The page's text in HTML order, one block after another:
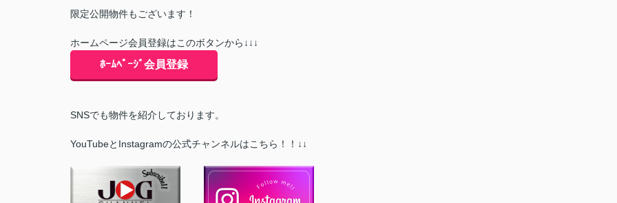
限定公開物件もございます！
ホームページ会員登録はこのボタンから↓↓↓
ﾎｰﾑﾍﾟｰｼﾞ会員登録
SNSでも物件を紹介しております。
YouTubeとInstagramの公式チャンネルはこちら！！↓↓